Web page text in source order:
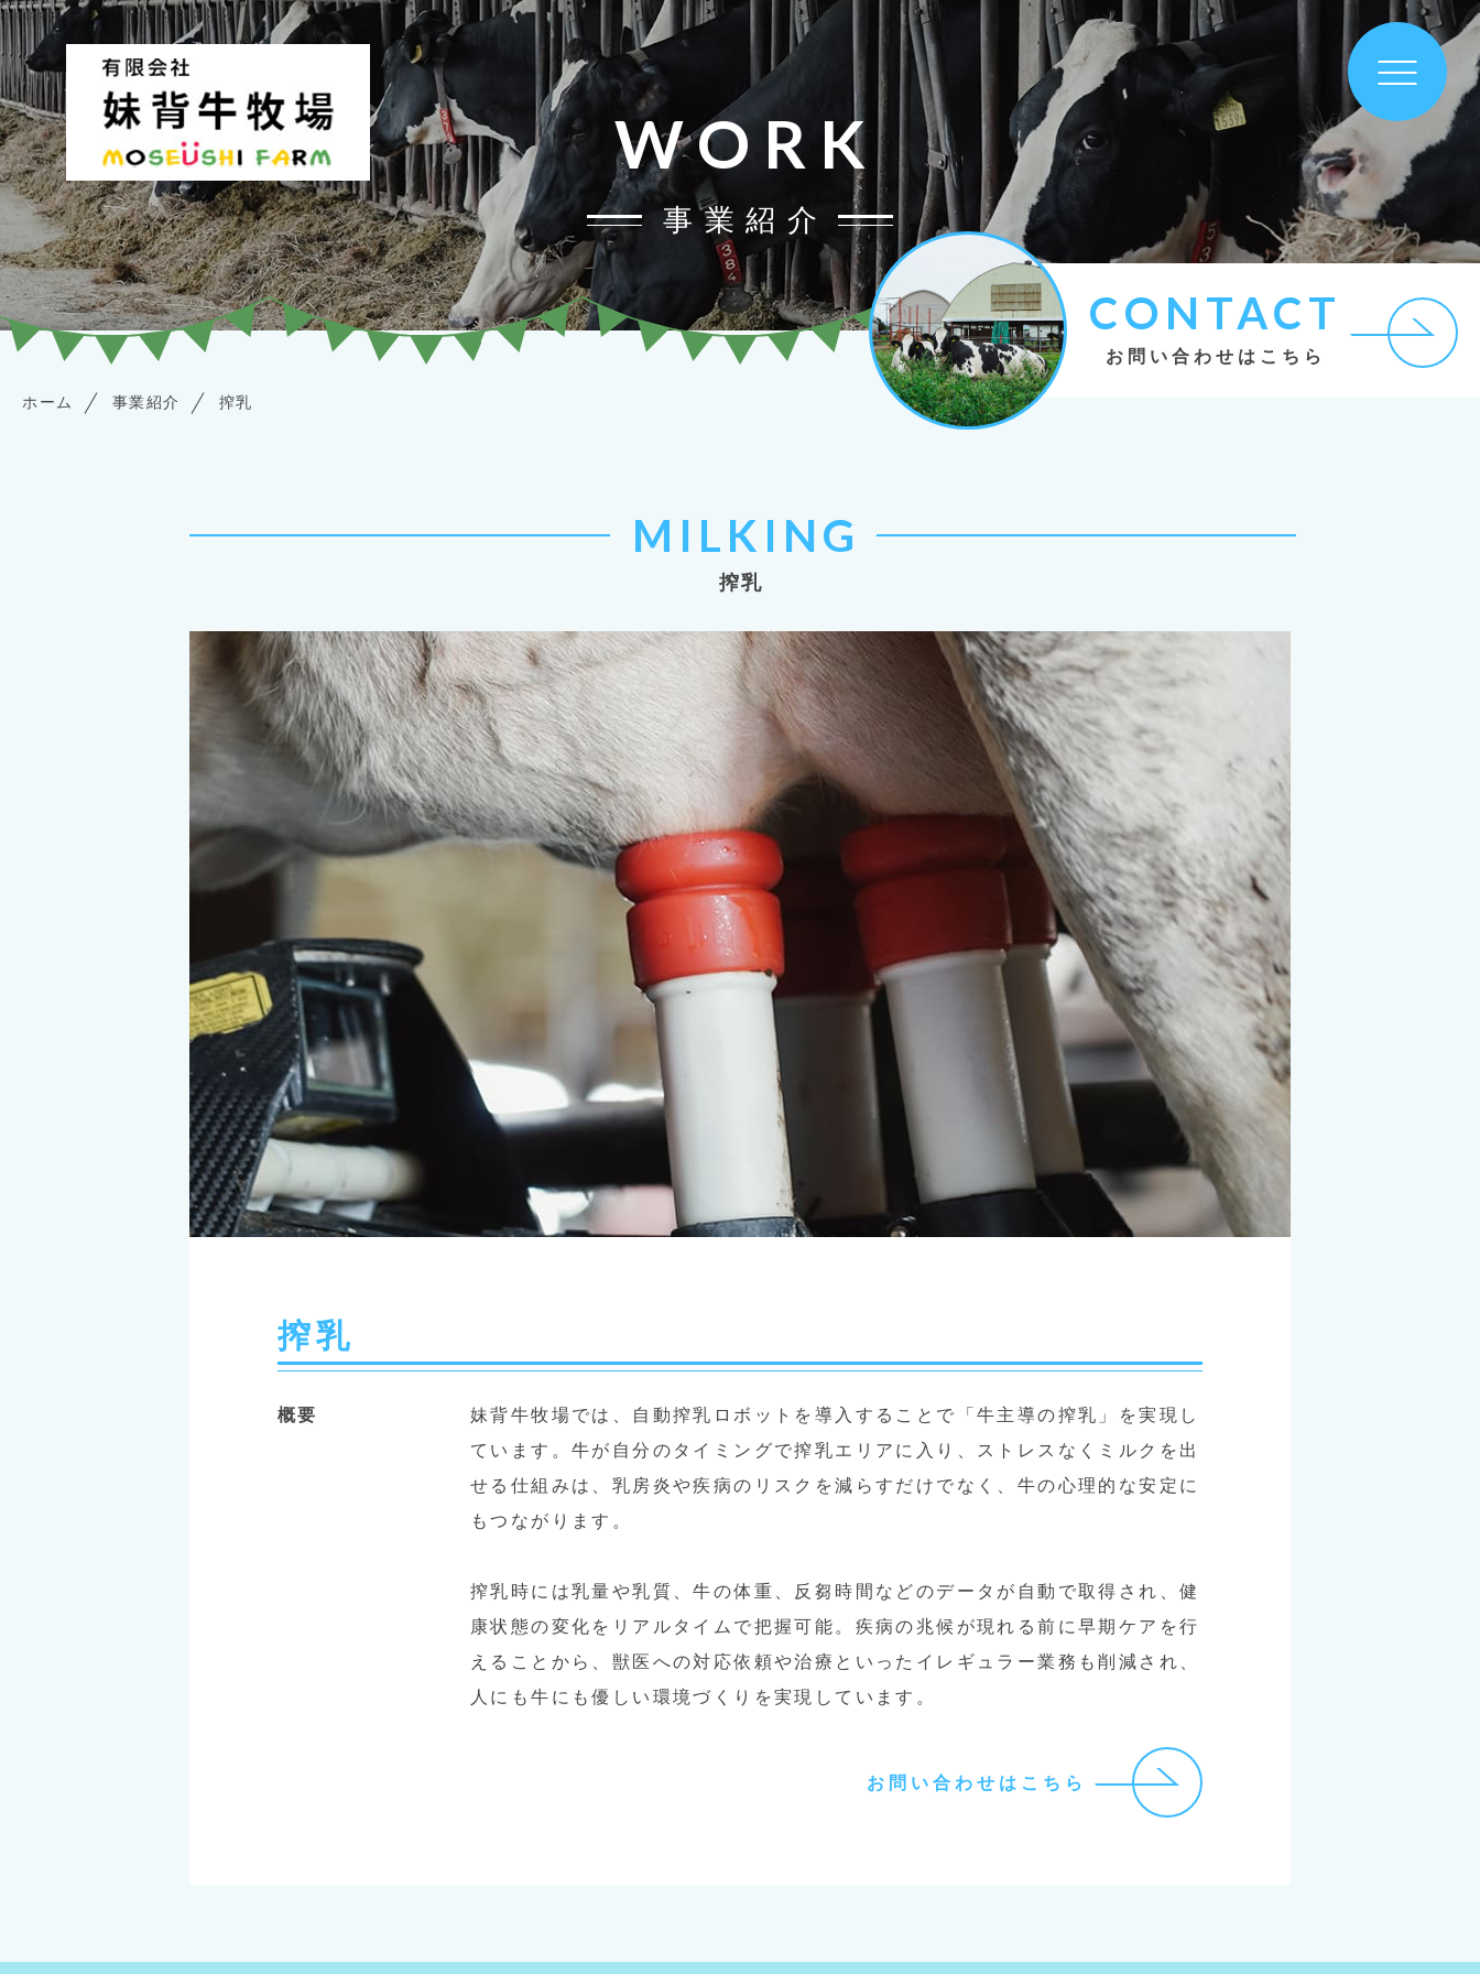
WORK
事業紹介
CONTACT
お問い合わせはこちら
ホーム 事業紹介 搾乳
MILKING
搾乳
搾乳
概要
妹背牛牧場では、自動搾乳ロボットを導入することで「牛主導の搾乳」を実現し
ています。牛が自分のタイミングで搾乳エリアに入り、ストレスなくミルクを出
せる仕組みは、乳房炎や疾病のリスクを減らすだけでなく、牛の心理的な安定に
もつながります。
搾乳時には乳量や乳質、牛の体重、反芻時間などのデータが自動で取得され、健
康状態の変化をリアルタイムで把握可能。疾病の兆候が現れる前に早期ケアを行
えることから、獣医への対応依頼や治療といったイレギュラー業務も削減され、
人にも牛にも優しい環境づくりを実現しています。
お問い合わせはこちら